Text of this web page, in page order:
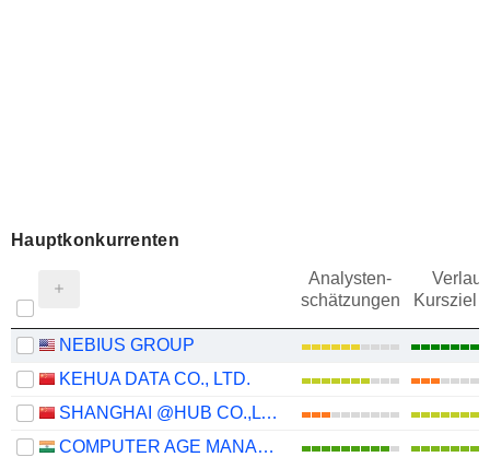
Hauptkonkurrenten
Analysten-
schätzungen
Verlauf
Kursziel
NEBIUS GROUP
KEHUA DATA CO., LTD.
SHANGHAI @HUB CO.,LTD.
COMPUTER AGE MANAGEMENT SERVICES LIMITED